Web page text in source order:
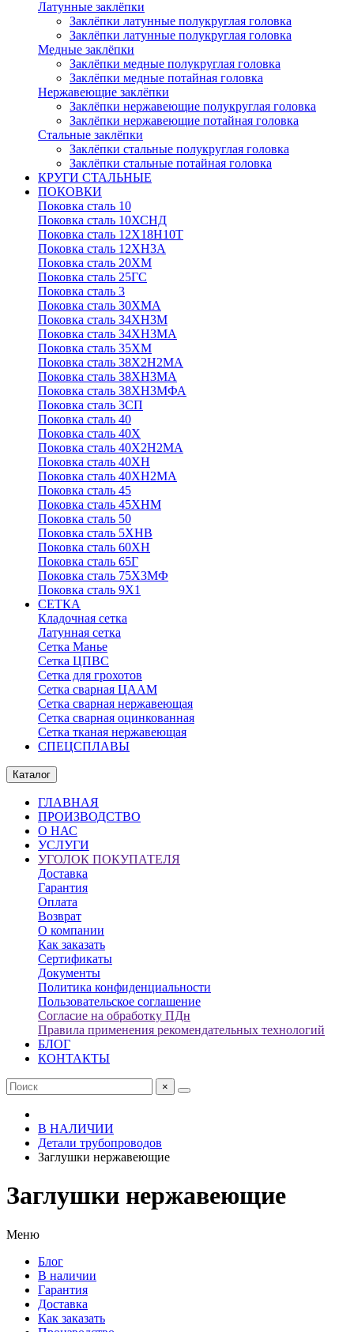
Латунные заклёпки
Заклёпки латунные полукруглая головка
Заклёпки латунные полукруглая головка
Медные заклёпки
Заклёпки медные полукруглая головка
Заклёпки медные потайная головка
Нержавеющие заклёпки
Заклёпки нержавеющие полукруглая головка
Заклёпки нержавеющие потайная головка
Стальные заклёпки
Заклёпки стальные полукруглая головка
Заклёпки стальные потайная головка
КРУГИ СТАЛЬНЫЕ
ПОКОВКИ
Поковка сталь 10
Поковка сталь 10ХСНД
Поковка сталь 12Х18Н10Т
Поковка сталь 12ХН3А
Поковка сталь 20ХМ
Поковка сталь 25ГС
Поковка сталь 3
Поковка сталь 30ХМА
Поковка сталь 34ХН3М
Поковка сталь 34ХН3МА
Поковка сталь 35ХМ
Поковка сталь 38Х2Н2МА
Поковка сталь 38ХН3МА
Поковка сталь 38ХН3МФА
Поковка сталь 3СП
Поковка сталь 40
Поковка сталь 40Х
Поковка сталь 40Х2Н2МА
Поковка сталь 40ХН
Поковка сталь 40ХН2МА
Поковка сталь 45
Поковка сталь 45ХНМ
Поковка сталь 50
Поковка сталь 5ХНВ
Поковка сталь 60ХН
Поковка сталь 65Г
Поковка сталь 75Х3МФ
Поковка сталь 9Х1
СЕТКА
Кладочная сетка
Латунная сетка
Сетка Манье
Сетка ЦПВС
Сетка для грохотов
Сетка сварная ЦААМ
Сетка сварная нержавеющая
Сетка сварная оцинкованная
Сетка тканая нержавеющая
СПЕЦСПЛАВЫ
Каталог
ГЛАВНАЯ
ПРОИЗВОДСТВО
О НАС
УСЛУГИ
УГОЛОК ПОКУПАТЕЛЯ
Доставка
Гарантия
Оплата
Возврат
О компании
Как заказать
Сертификаты
Документы
Политика конфиденциальности
Пользовательское соглашение
Согласие на обработку ПДн
Правила применения рекомендательных технологий
БЛОГ
КОНТАКТЫ
×
В НАЛИЧИИ
Детали трубопроводов
Заглушки нержавеющие
Заглушки нержавеющие
Меню
Блог
В наличии
Гарантия
Доставка
Как заказать